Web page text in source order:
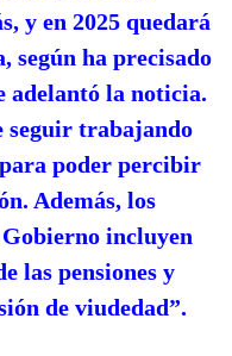
y en 2025 quedará
según ha precisado
adelantó la noticia.
seguir trabajando
poder percibir
Además, los
incluyen
las pensiones y
de viudedad”.